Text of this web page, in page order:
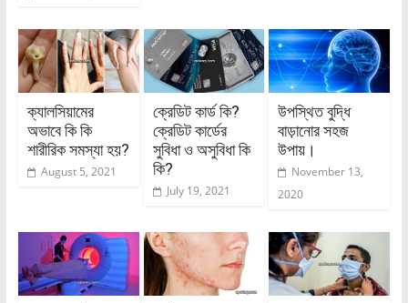
ক্যালসিয়ামের
অভাবে কি কি
শারীরিক সমস্যা হয়?
August 5, 2021
ক্রেডিট কার্ড কি?
ক্রেডিট কার্ডের
সুবিধা ও অসুবিধা কি
কি?
July 19, 2021
উপস্থিত বুদ্ধি
বাড়ানোর সহজ
উপায়।
November 13,
2020